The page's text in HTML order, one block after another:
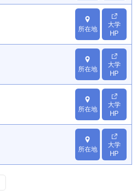
所在地
大学
HP
所在地
大学
HP
所在地
大学
HP
所在地
大学
HP